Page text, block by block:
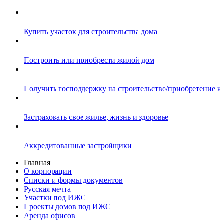
Купить участок для строительства дома
Построить или приобрести жилой дом
Получить господдержку на строительство/приобретение
Застраховать свое жилье, жизнь и здоровье
Аккредитованные застройщики
Главная
О корпорации
Списки и формы документов
Русская мечта
Участки под ИЖС
Проекты домов под ИЖС
Аренда офисов